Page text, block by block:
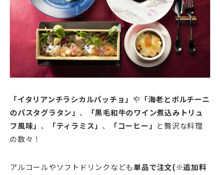
「イタリアンチラシカルパッチョ」 や 「海老とポルチーニ
のパスタグラタン」 、
「黒毛和牛のワイン煮込みトリュ
フ風味」 、 「ティラミス」 、 「コーヒー」 と贅沢な料理
の数々！
アルコールやソフトドリンクなども単品で注文(※追加料